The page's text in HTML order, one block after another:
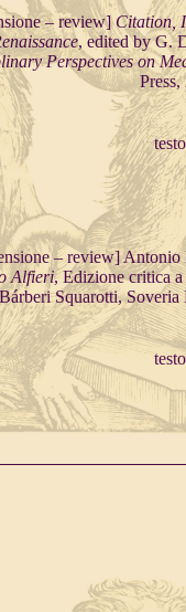
– review]Citation,
, edited by G.
Perspectives on
– review]
Alfieri, Edizione critica
Squarotti,